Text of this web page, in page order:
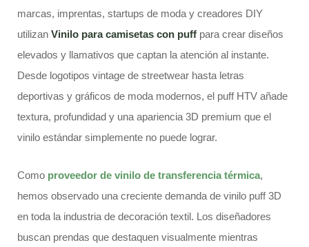
marcas, imprentas, startups de moda y creadores DIY
utilizan Vinilo para camisetas con puff para crear diseños
elevados y llamativos que captan la atención al instante.
Desde logotipos vintage de streetwear hasta letras
deportivas y gráficos de moda modernos, el puff HTV añade
textura, profundidad y una apariencia 3D premium que el
vinilo estándar simplemente no puede lograr.
Como proveedor de vinilo de transferencia térmica,
hemos observado una creciente demanda de vinilo puff 3D
en toda la industria de decoración textil. Los diseñadores
buscan prendas que destaquen visualmente mientras